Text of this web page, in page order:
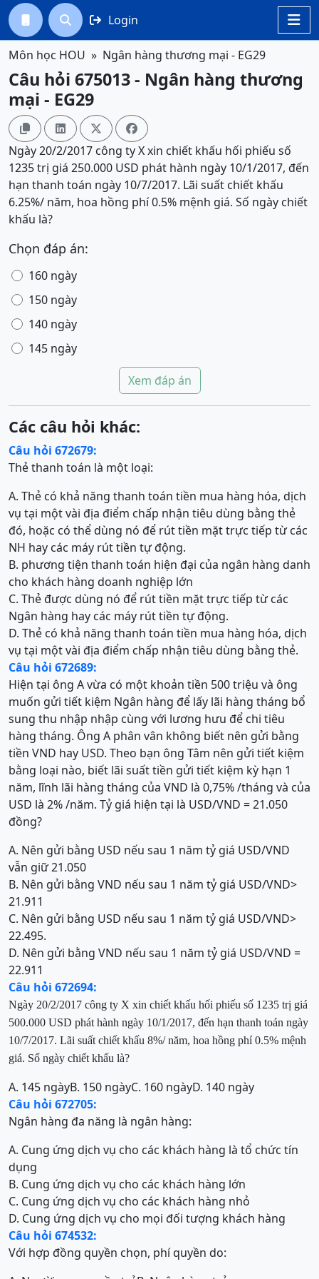

  Login
Môn học HOU Ngân hàng thương mại - EG29
Câu hỏi 675013 - Ngân hàng thương
mại - EG29
   
Ngày 20/2/2017 công ty X xin chiết khấu hối phiếu số
1235 trị giá 250.000 USD phát hành ngày 10/1/2017, đến
hạn thanh toán ngày 10/7/2017. Lãi suất chiết khấu
6.25%/ năm, hoa hồng phí 0.5% mệnh giá. Số ngày chiết
khấu là?
Chọn đáp án:
160 ngày
150 ngày
140 ngày
145 ngày
Xem đáp án
Các câu hỏi khác:
Câu hỏi 672679:
Thẻ thanh toán là một loại:
A. Thẻ có khả năng thanh toán tiền mua hàng hóa, dịch
vụ tại một vài địa điểm chấp nhận tiêu dùng bằng thẻ
đó, hoặc có thể dùng nó để rút tiền mặt trực tiếp từ các
NH hay các máy rút tiền tự động.
B. phương tiện thanh toán hiện đại của ngân hàng danh
cho khách hàng doanh nghiệp lớn
C. Thẻ được dùng nó để rút tiền mặt trực tiếp từ các
Ngân hàng hay các máy rút tiền tự động.
D. Thẻ có khả năng thanh toán tiền mua hàng hóa, dịch
vụ tại một vài địa điểm chấp nhận tiêu dùng bằng thẻ.
Câu hỏi 672689:
Hiện tại ông A vừa có một khoản tiền 500 triệu và ông
muốn gửi tiết kiệm Ngân hàng để lấy lãi hàng tháng bổ
sung thu nhập nhập cùng với lương hưu để chi tiêu
hàng tháng. Ông A phân vân không biết nên gửi bằng
tiền VND hay USD. Theo bạn ông Tâm nên gửi tiết kiệm
bằng loại nào, biết lãi suất tiền gửi tiết kiệm kỳ hạn 1
năm, lĩnh lãi hàng tháng của VND là 0,75% /tháng và của
USD là 2% /năm. Tỷ giá hiện tại là USD/VND = 21.050
đồng?
A. Nên gửi bằng USD nếu sau 1 năm tỷ giá USD/VND
vẫn giữ 21.050
B. Nên gửi bằng VND nếu sau 1 năm tỷ giá USD/VND>
21.911
C. Nên gửi bằng USD nếu sau 1 năm tỷ giá USD/VND>
22.495.
D. Nên gửi bằng VND nếu sau 1 năm tỷ giá USD/VND =
22.911
Câu hỏi 672694:
Ngày 20/2/2017 công ty X xin chiết khấu hối phiếu số 1235 trị giá
500.000 USD phát hành ngày 10/1/2017, đến hạn thanh toán ngày
10/7/2017. Lãi suất chiết khấu 8%/ năm, hoa hồng phí 0.5% mệnh
giá. Số ngày chiết khấu là?
A. 145 ngàyB. 150 ngàyC. 160 ngàyD. 140 ngày
Câu hỏi 672705:
Ngân hàng đa năng là ngân hàng:
A. Cung ứng dịch vụ cho các khách hàng là tổ chức tín
dụng
B. Cung ứng dịch vụ cho các khách hàng lớn
C. Cung ứng dịch vụ cho các khách hàng nhỏ
D. Cung ứng dịch vụ cho mọi đối tượng khách hàng
Câu hỏi 674532:
Với hợp đồng quyền chọn, phí quyền do: